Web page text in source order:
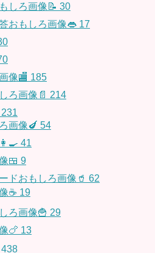
しろ画像📝 30
おもしろ画像👄 17
像🏬 185
ろ画像📄 214
231
画像🍆 54
41
🍱 9
ドおもしろ画像🥤 62
☕️ 19
ろ画像🍟 29
🍗 13
438